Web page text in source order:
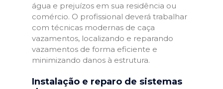
água e prejuízos em sua residência ou
comércio. O profissional deverá trabalhar
com técnicas modernas de caça
vazamentos, localizando e reparando
vazamentos de forma eficiente e
minimizando danos à estrutura.
Instalação e reparo de sistemas